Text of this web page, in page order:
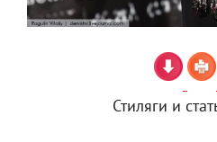
Стиляги и